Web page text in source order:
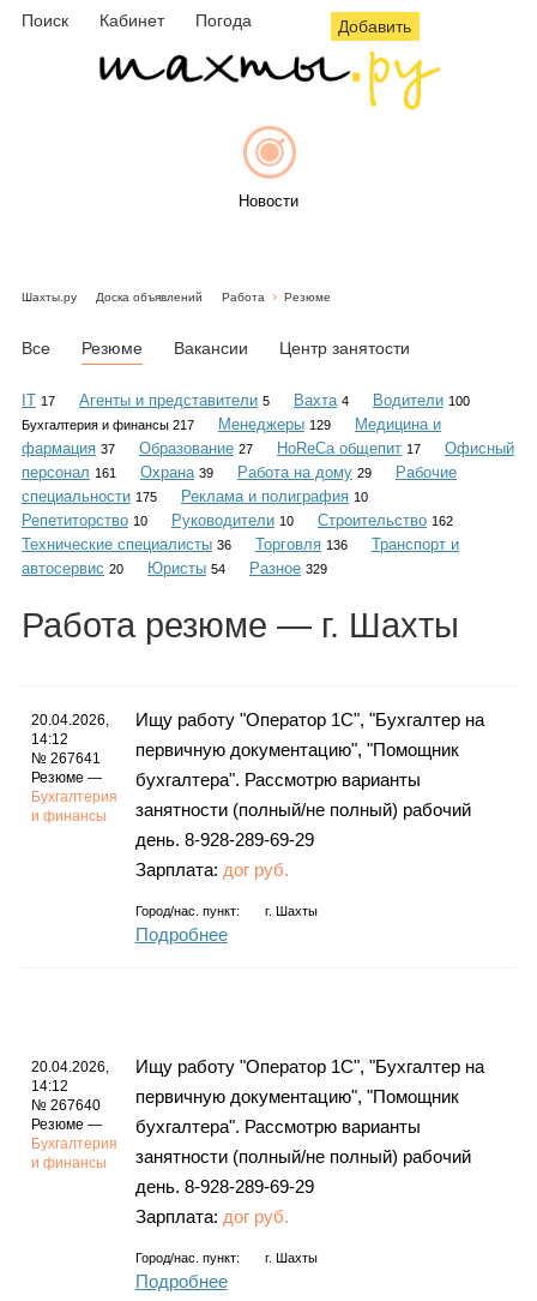
Поиск Кабинет Погода Добавить
Новости
Объявления
Каталог
Гороскоп
Шахты.ру Доска объявлений Работа Резюме
Все Резюме Вакансии Центр занятости
IT 17 Агенты и представители 5 Вахта 4 Водители 100
Бухгалтерия и финансы 217
Менеджеры 129
Медицина и
фармация 37 Образование 27 HoReCa общепит 17
Офисный
персонал 161 Охрана 39 Работа на дому 29
Рабочие
специальности 175 Реклама и полиграфия 10
Репетиторство 10 Руководители 10 Строительство 162
Технические специалисты 36 Торговля 136
Транспорт и
автосервис 20 Юристы 54 Разное 329
Работа резюме — г. Шахты
20.04.2026,
14:12
№ 267641
Резюме —
Бухгалтерия
и финансы
Ищу работу "Оператор 1С", "Бухгалтер на
первичную документацию", "Помощник
бухгалтера". Рассмотрю варианты
занятности (полный/не полный) рабочий
день. 8-928-289-69-29
Зарплата: дог руб.
Город/нас. пункт: г. Шахты
Подробнее
20.04.2026,
14:12
№ 267640
Резюме —
Бухгалтерия
и финансы
Ищу работу "Оператор 1С", "Бухгалтер на
первичную документацию", "Помощник
бухгалтера". Рассмотрю варианты
занятности (полный/не полный) рабочий
день. 8-928-289-69-29
Зарплата: дог руб.
Город/нас. пункт: г. Шахты
Подробнее